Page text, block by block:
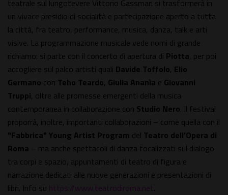
teatrale sul lungotevere Vittorio Gassman si trasformerà in
un vivace presidio di socialità e partecipazione aperto a tutta
la città, fra teatro, performance, musica, danza, talk e arti
visive. La programmazione musicale vede nomi di grande
richiamo: si parte con il concerto di apertura di Piotta, per poi
accogliere sul palco artisti quali Davide Toffolo, Elio
Germano con Teho Teardo, Giulia Ananìa e Giovanni
Truppi, oltre alle promesse emergenti della musica
contemporanea in collaborazione con Studio Nero. Il festival
proporrà, inoltre, importanti collaborazioni – come quella con il
"Fabbrica" Young Artist Program del Teatro dell'Opera di
Roma – ma anche spettacoli di danza focalizzati sul dialogo
tra corpi e spazio, appuntamenti di teatro di figura e
narrazione dedicati alle nuove generazioni e presentazioni di
libri. Info su https://www.teatrodiroma.net.